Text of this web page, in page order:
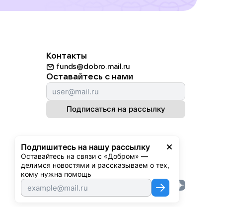
Подпишитесь на нашу рассылку
Оставайтесь на связи с «Добром» —
делимся новостями и рассказываем о тех,
кому нужна помощь
Контакты
funds@dobro.mail.ru
Оставайтесь с нами
Подписаться на рассылку